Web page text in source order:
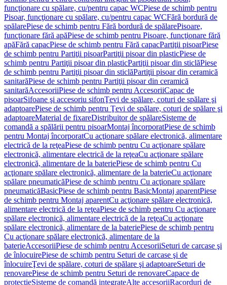
funcţionare cu spălare, cu/pentru capac WCPiese de schimb pentru
Pisoar, funcţionare cu spălare, cu/pentru capac WCFără bordură de
spălarePiese de schimb pentru Fără bordură de spălarePisoare,
funcţionare fără apăPiese de schimb pentru Pisoare, funcţionare fără
apăFără capacPiese de schimb pentru Fără capacPartiţii pisoarPiese
de schimb pentru Partiţii pisoarPartiţii pisoar din plasticPiese de
schimb pentru Partiţii pisoar din plasticPartiţii pisoar din sticlăPiese
de schimb pentru Partiţii pisoar din sticlăPartiţii pisoar din ceramică
sanitarăPiese de schimb pentru Partiţii pisoar din ceramică
sanitarăAccesoriiPiese de schimb pentru AccesoriiCapac de
pisoarSifoane şi accesoriu sifonŢevi de spălare, coturi de spălare şi
adaptoarePiese de schimb pentru Ţevi de spălare, coturi de spălare şi
adaptoareMaterial de fixareDistribuitor de spălareSisteme de
comandă a spălării pentru pisoarMontaj încorporatPiese de schimb
pentru Montaj încorporatCu acţionare spălare electronică, alimentare
electrică de la reţeaPiese de schimb pentru Cu acţionare spălare
electronică, alimentare electrică de la reţeaCu acţionare spălare
electronică, alimentare de la bateriePiese de schimb pentru Cu
acţionare spălare electronică, alimentare de la baterieCu acţionare
spălare pneumaticăPiese de schimb pentru Cu acţionare spălare
pneumaticăBasicPiese de schimb pentru BasicMontaj aparentPiese
de schimb pentru Montaj aparentCu acţionare spălare electronică,
alimentare electrică de la reţeaPiese de schimb pentru Cu acţionare
spălare electronică, alimentare electrică de la reţeaCu acţionare
spălare electronică, alimentare de la bateriePiese de schimb pentru
Cu acţionare spălare electronică, alimentare de la
baterieAccesoriiPiese de schimb pentru AccesoriiSeturi de carcase şi
de înlocuirePiese de schimb pentru Seturi de carcase şi de
înlocuireŢevi de spălare, coturi de spălare şi adaptoareSeturi de
renovarePiese de schimb pentru Seturi de renovareCapace de
protecţieSisteme de comandă integrateAlte accesoriiRacorduri de